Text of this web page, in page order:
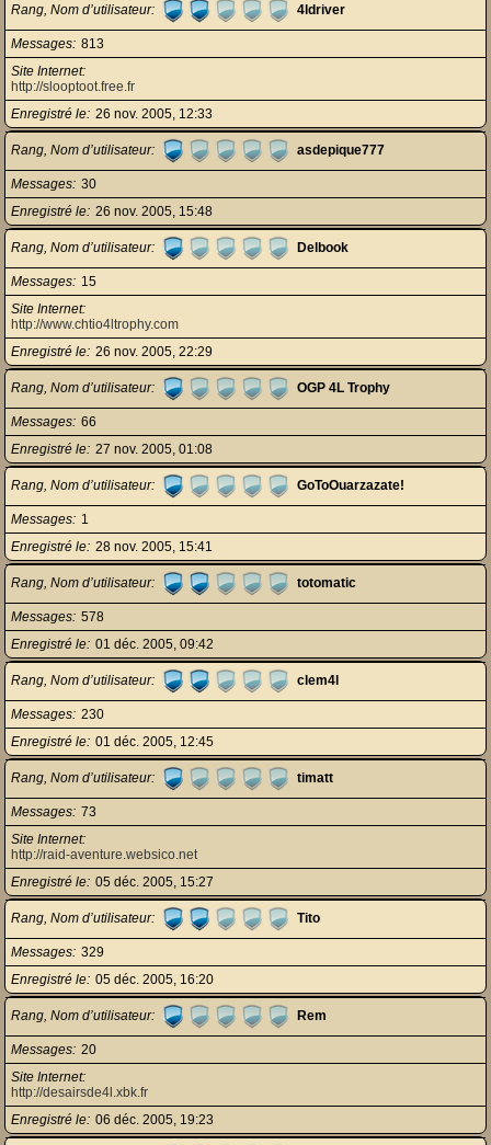
Rang, Nom d’utilisateur 4ldriver
Messages 813
Site Internet
http://slooptoot.free.fr
Enregistré le 26 nov. 2005, 12:33
Rang, Nom d’utilisateur asdepique777
Messages 30
Enregistré le 26 nov. 2005, 15:48
Rang, Nom d’utilisateur Delbook
Messages
15
Site Internet
http://www.chtio4ltrophy.com
Enregistré le 26 nov. 2005, 22:29
Rang, Nom d’utilisateur OGP 4L Trophy
Messages 66
Enregistré le 27 nov. 2005, 01:08
Rang, Nom d’utilisateur GoToOuarzazate!
Messages
1
Enregistré le 28 nov. 2005, 15:41
Rang, Nom d’utilisateur totomatic
Messages 578
Enregistré le 01 déc. 2005, 09:42
Rang, Nom d’utilisateur clem4l
Messages 230
Enregistré le 01 déc. 2005, 12:45
Rang, Nom d’utilisateur timatt
Messages 73
Site Internet
http://raid-aventure.websico.net
Enregistré le 05 déc. 2005, 15:27
Rang, Nom d’utilisateur Tito
Messages 329
Enregistré le 05 déc. 2005, 16:20
Rang, Nom d’utilisateur Rem
Messages 20
Site Internet
http://desairsde4l.xbk.fr
Enregistré le 06 déc. 2005, 19:23